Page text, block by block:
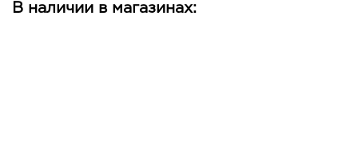
В наличии в магазинах: